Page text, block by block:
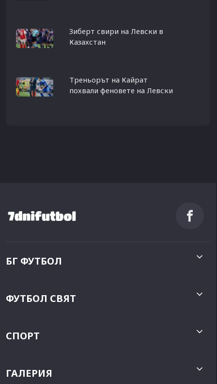
Зиберт свири на Левски в
Казахстан
Треньорът на Кайрат
похвали феновете на Левски
БГ ФУТБОЛ
ФУТБОЛ СВЯТ
СПОРТ
ГАЛЕРИЯ